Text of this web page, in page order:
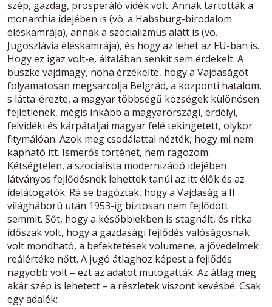
szép, gazdag, prosperáló vidék volt. Annak tartották a
monarchia idejében is (vö. a Habsburg-birodalom
éléskamrája), annak a szocializmus alatt is (vö.
Jugoszlávia éléskamrája), és hogy az lehet az EU-ban is.
Hogy ez igaz volt-e, általában senkit sem érdekelt. A
büszke vajdmagy, noha érzékelte, hogy a Vajdaságot
folyamatosan megsarcolja Belgrád, a központi hatalom,
s látta-érezte, a magyar többségű községek különösen
fejletlenek, mégis inkább a magyarországi, erdélyi,
felvidéki és kárpátaljai magyar felé tekingetett, olykor
fitymálóan. Azok meg csodálattal nézték, hogy mi nem
kapható itt. Ismerős történet, nem ragozom.
Kétségtelen, a szocialista modernizáció idejében
látványos fejlődésnek lehettek tanúi az itt élők és az
idelátogatók. Rá se bagóztak, hogy a Vajdaság a II.
világháború után 1953-ig biztosan nem fejlődött
semmit. Sőt, hogy a későbbiekben is stagnált, és ritka
időszak volt, hogy a gazdasági fejlődés valóságosnak
volt mondható, a befektetések volumene, a jövedelmek
reálértéke nőtt. A jugó átlaghoz képest a fejlődés
nagyobb volt – ezt az adatot mutogatták. Az átlag meg
akár szép is lehetett – a részletek viszont kevésbé. Csak
egy adalék: